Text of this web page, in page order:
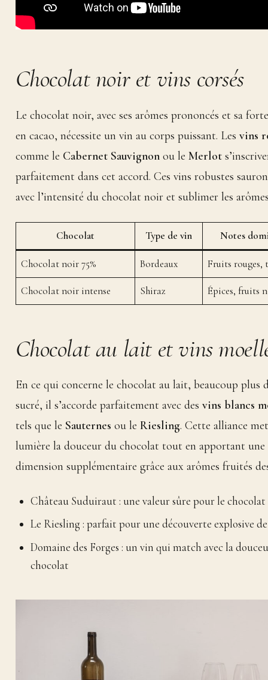
Chocolat noir et vins corsés
Le chocolat noir, avec ses arômes prononcés et sa
en cacao, nécessite un vin au corps puissant. Les vins
comme le Cabernet Sauvignonou le Merlot
parfaitement dans cet accord. Ces vins robustes
avec l’intensité du chocolat noir et sublimer les
Chocolat Type de vin Notes
Chocolat noir 75% Bordeaux Fruits rouges,
Chocolat noir intense Shiraz Épices, fruits
Chocolat au lait et vins
En ce qui concerne le chocolat au lait, beaucoup plus
sucré, il s’accorde parfaitement avec des vins blancs
tels que le Sauternes ou le Riesling. Cette alliance
lumière la douceur du chocolat tout en apportant une
dimension supplémentaire grâce aux arômes fruités
Château Suduiraut : une valeur sûre pour le
Le Riesling : parfait pour une découverte explosive de
Domaine des Forges : un vin qui match avec la
chocolat